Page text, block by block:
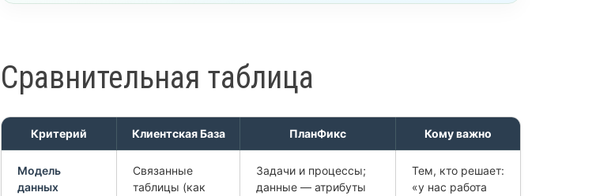
Сравнительная таблица
Критерий Клиентская База ПланФикс Кому важно
Модель
данных
Связанные
таблицы (как
Задачи и процессы;
данные — атрибуты
Тем, кто решает:
«у нас работа